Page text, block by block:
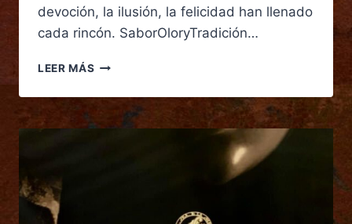
devoción, la ilusión, la felicidad han llenado
cada rincón. SaborOloryTradición…
LEER MÁS